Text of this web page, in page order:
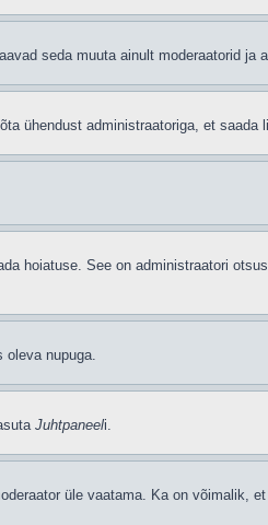
seda muuta ainult moderaatorid ja
ühendust administraatoriga, et saada
hoiatuse. See on administraatori
oleva nupuga.
Juhtpaneeli.
üle vaatama. Ka on võimalik,